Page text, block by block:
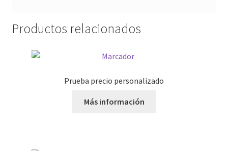
Productos relacionados
Prueba precio personalizado
Más información